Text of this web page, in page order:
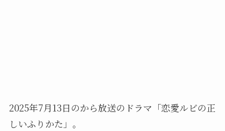
2025年7月13日のから放送のドラマ「恋愛ルビの正
しいふりかた」。